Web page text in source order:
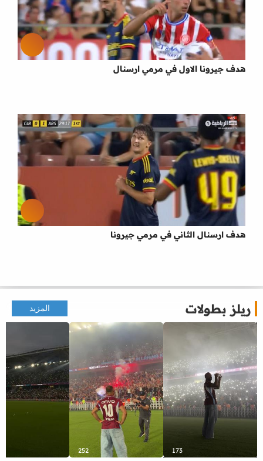
هدف جيرونا الاول في مرمي ارسنال
هدف ارسنال الثاني في مرمي جيرونا
ريلز بطولات المزيد
173
252